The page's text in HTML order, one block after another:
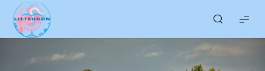
LITTERcon